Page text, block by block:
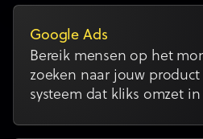
Google Ads
Bereik mensen op het
zoeken naar jouw
systeem dat kliks omzet in